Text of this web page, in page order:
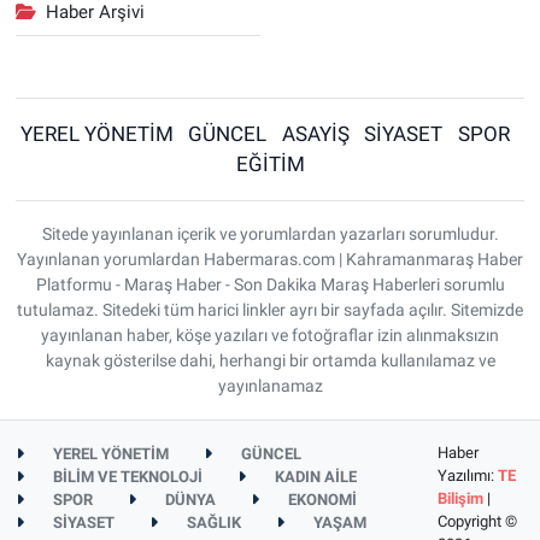
Haber Arşivi
YEREL YÖNETİM GÜNCEL ASAYİŞ SİYASET
SPOR
EĞİTİM
Sitede yayınlanan içerik ve yorumlardan yazarları sorumludur.
Yayınlanan yorumlardan Habermaras.com | Kahramanmaraş Haber
Platformu - Maraş Haber - Son Dakika Maraş Haberleri sorumlu
tutulamaz. Sitedeki tüm harici linkler ayrı bir sayfada açılır. Sitemizde
yayınlanan haber, köşe yazıları ve fotoğraflar izin alınmaksızın
kaynak gösterilse dahi, herhangi bir ortamda kullanılamaz ve
yayınlanamaz
YEREL YÖNETİM
GÜNCEL
BİLİM VE TEKNOLOJİ
KADIN AİLE
SPOR
DÜNYA
EKONOMİ
SİYASET
SAĞLIK YAŞAM
Haber
Yazılımı: TE
Bilişim|
Copyright ©